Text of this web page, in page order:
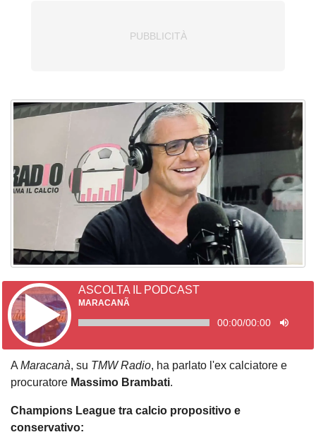
ASCOLTA IL PODCAST
MARACANÃ
00:00/00:00
A Maracanà, su TMW Radio, ha parlato l'ex calciatore e
procuratore Massimo Brambati.
Champions League tra calcio propositivo e
conservativo: